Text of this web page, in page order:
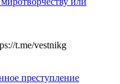
t.me/vestnikg
преступление